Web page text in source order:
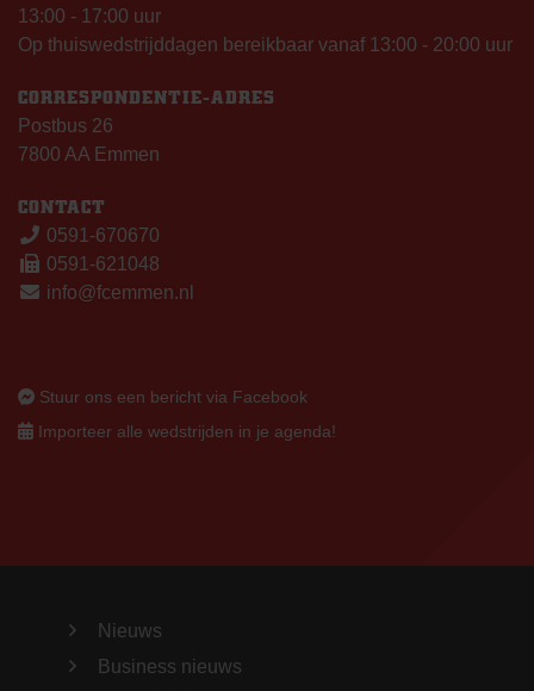
13:00 - 17:00 uur
Op thuiswedstrijddagen bereikbaar vanaf 13:00 - 20:00 uur
CORRESPONDENTIE-ADRES
Postbus 26
7800 AA Emmen
CONTACT
0591-670670
0591-621048
info@fcemmen.nl
Stuur ons een bericht via Facebook
Importeer alle wedstrijden in je agenda!
Nieuws
Business nieuws